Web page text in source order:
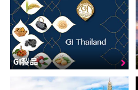
GI製品